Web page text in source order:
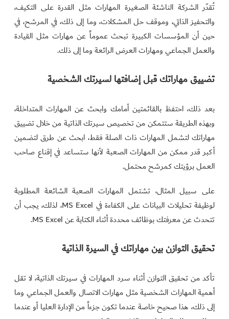
تُقدّر الشركة الناشئة الصغيرة المهارات مثل القدرة على التكيف،
والتحفيز الذاتي، وموقف حل المشكلات، وما إلى ذلك، في المرشح، في
حين أن المؤسسات الكبيرة تبحث عموماً عن مهارات مثل القيادة
والعمل الجماعي ومهارات العرض الرائعة وما إلى ذلك.
تضييق مهاراتك قبل إضافتها لسيرتك الشخصية
بعد ذلك، احتفظ بالقائمتين أمامك وابحث عن المهارات المتداخلة،
وبهذه الطريقة ستتمكن من تخصيص سيرتك الذاتية من خلال تضييق
مهاراتك لتشمل المهارات ذات الصلة فقط، ابحث عن طرق لتضمين
أكبر قدر ممكن من المهارات الصعبة لأنها ستساعد في إقناع صاحب
العمل برؤيتك كمرشح محتمل.
على سبيل المثال، تشتمل المهارات الصعبة الشائعة المطلوبة
لوظيفة تحليلات البيانات على الكفاءة في MS Excel، لذلك، يجب أن
تتحدث عن معرفتك بوظائف محددة أثناء الكتابة عن MS Excel.
تحقيق التوازن بين مهاراتك في السيرة الذاتية
تأكد من تحقيق التوازن أثناء سرد المهارات في سيرتك الذاتية، لا تقل
أهمية المهارات الشخصية مثل مهارات الاتصال والعمل الجماعي وما
إلى ذلك، هذا صحيح خاصة عندما تكون جزءاً من الإدارة العليا أو عندما